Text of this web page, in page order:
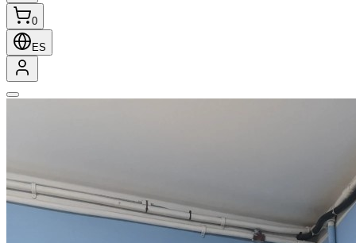
0
ES